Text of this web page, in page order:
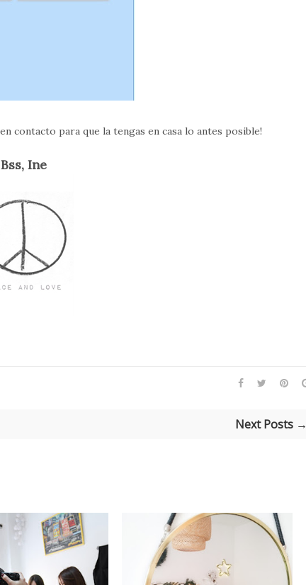
contacto para que la tengas en casa lo antes posible!
Bss, Ine
Next Posts →